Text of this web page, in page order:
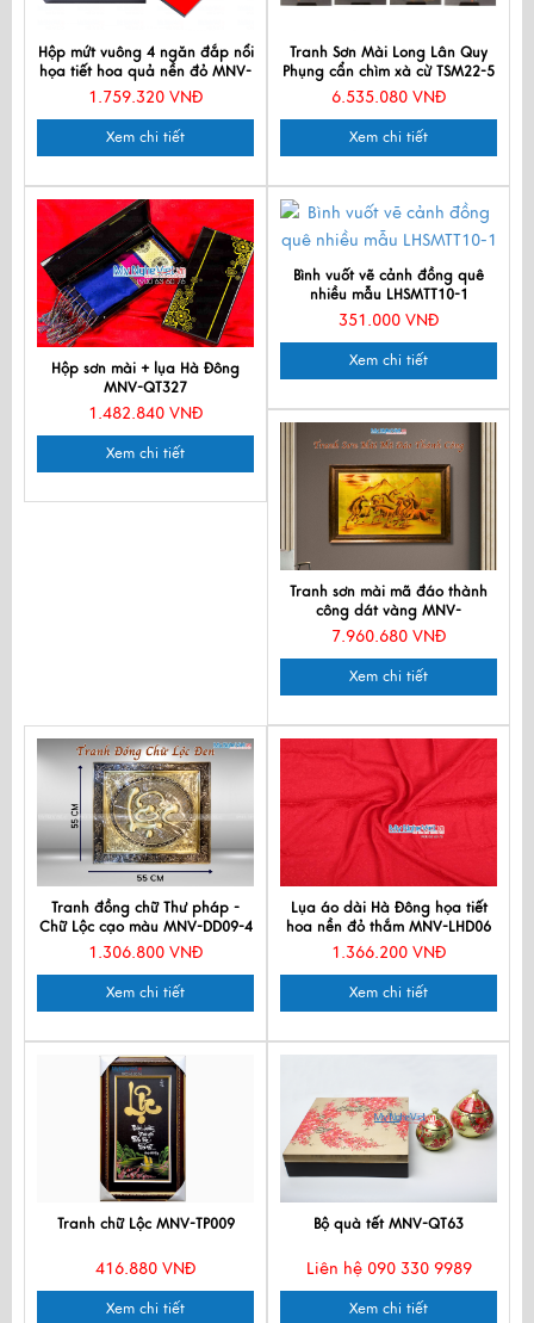
Hộp mứt vuông 4 ngăn đắp nổi
họa tiết hoa quả nền đỏ MNV-
HM04
1.759.320 VNĐ
Xem chi tiết
Tranh Sơn Mài Long Lân Quy
Phụng cẩn chìm xà cừ TSM22-5
6.535.080 VNĐ
Xem chi tiết
Hộp sơn mài + lụa Hà Đông
MNV-QT327
1.482.840 VNĐ
Xem chi tiết
Bình vuốt vẽ cảnh đồng quê
nhiều mẫu LHSMTT10-1
351.000 VNĐ
Xem chi tiết
Tranh sơn mài mã đáo thành
công dát vàng MNV-
TSMDH8118
7.960.680 VNĐ
Xem chi tiết
Lụa áo dài Hà Đông họa tiết
hoa nền đỏ thắm MNV-LHD06
1.366.200 VNĐ
Xem chi tiết
Tranh đồng chữ Thư pháp -
Chữ Lộc cạo màu MNV-DD09-4
1.306.800 VNĐ
Xem chi tiết
Bộ quà tết MNV-QT63
Liên hệ 090 330 9989
Xem chi tiết
Tranh chữ Lộc MNV-TP009
416.880 VNĐ
Xem chi tiết